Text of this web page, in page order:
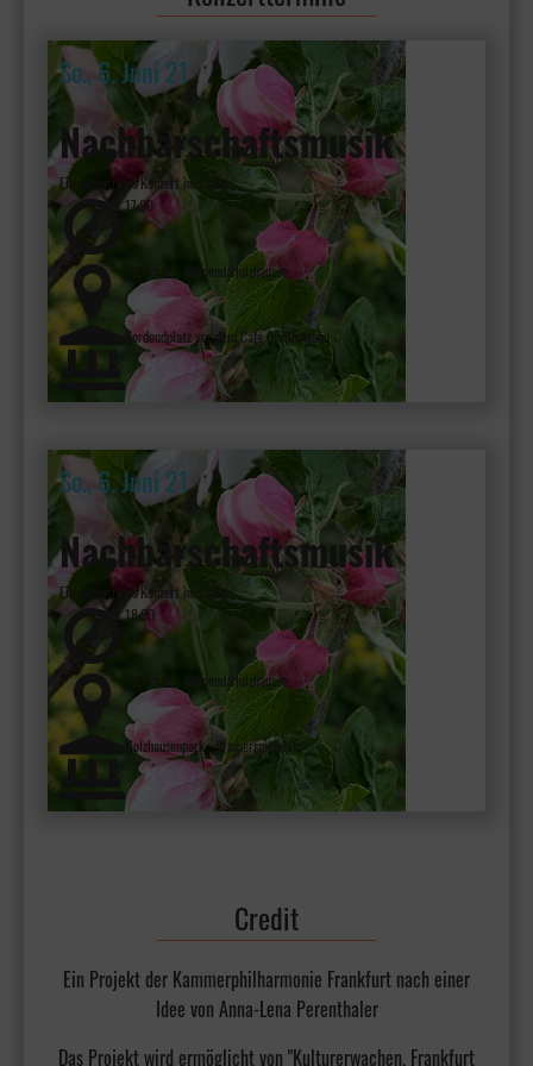
So., 6. Juni 21
Nachbarschaftsmusik
Ein dezentrales Konzert im Freien
17:00
Frankfurt - Nordend/Holzhausen
Nordendplatz vor dem Café Größenwahn
So., 6. Juni 21
Nachbarschaftsmusik
Ein dezentrales Konzert im Freien
18:00
Frankfurt - Nordend/Holzhausen
Holzhausenpark - Wasserspielplatz
Credit
Ein Projekt der Kammerphilharmonie Frankfurt nach einer
Idee von Anna-Lena Perenthaler
Das Projekt wird ermöglicht von "Kulturerwachen. Frankfurt